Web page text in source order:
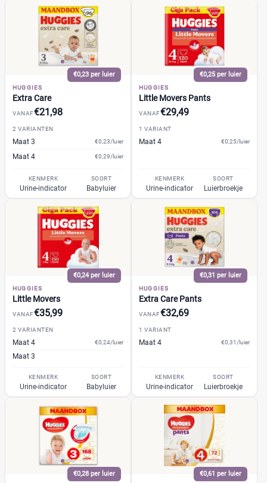
Amazon
Babydrogist
BigGreenSmile
Bol
€0,23 per luier
HUGGIES
Extra Care
VANAF€21,98
2 VARIANTEN
Maat 3 €0,23/luier
Maat 4 €0,29/luier
KENMERK
Urine-indicator
SOORT
Babyluier
€0,25 per luier
HUGGIES
Little Movers Pants
VANAF€29,49
1 VARIANT
Maat 4 €0,25/luier
KENMERK
Urine-indicator
SOORT
Luierbroekje
€0,24 per luier
HUGGIES
Little Movers
VANAF€35,99
2 VARIANTEN
Maat 4 €0,24/luier
Maat 3
KENMERK
Urine-indicator
SOORT
Babyluier
€0,31 per luier
HUGGIES
Extra Care Pants
VANAF€32,69
1 VARIANT
Maat 4 €0,31/luier
KENMERK
Urine-indicator
SOORT
Luierbroekje
€0,28 per luier €0,61 per luier